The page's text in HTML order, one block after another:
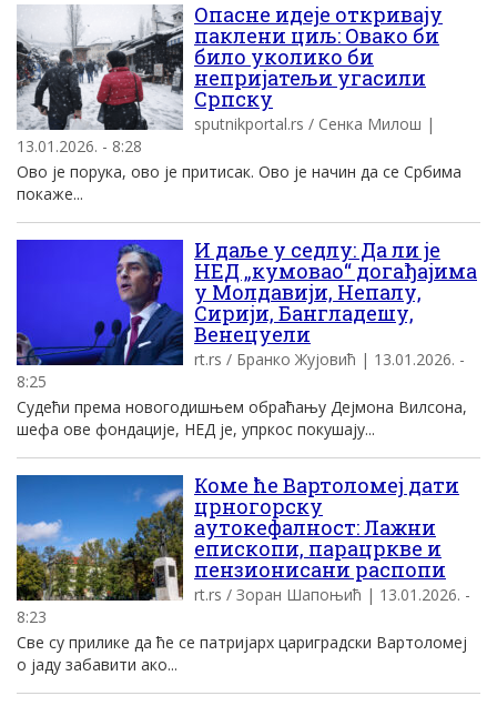
Опасне идеје откривају
паклени циљ: Овако би
било уколико би
непријатељи угасили
Српску
sputnikportal.rs / Сенка Милош |
13.01.2026. - 8:28
Ово је порука, ово је притисак. Ово је начин да се Србима
покаже...
И даље у седлу: Да ли је
НЕД „кумовао“ догађајима
у Молдавији, Непалу,
Сирији, Бангладешу,
Венецуели
rt.rs / Бранко Жујовић | 13.01.2026. -
8:25
Судећи према новогодишњем обраћању Дејмона Вилсона,
шефа ове фондације, НЕД је, упркос покушају...
Коме ће Вартоломеј дати
црногорску
аутокефалност: Лажни
епископи, парацркве и
пензионисани распопи
rt.rs / Зоран Шапоњић | 13.01.2026. -
8:23
Све су прилике да ће се патријарх цариградски Вартоломеј
о јаду забавити ако...